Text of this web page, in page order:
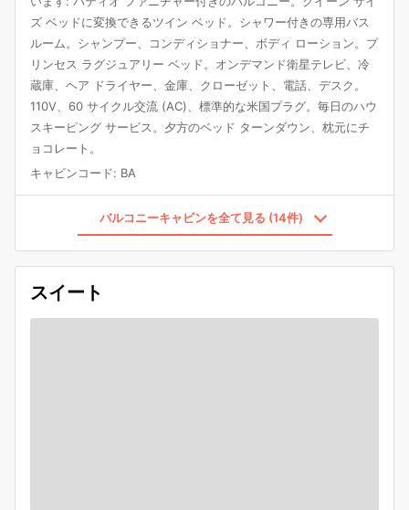
ズ ベッドに変換できるツイン ベッド。シャワー付きの専用バス
ルーム。シャンプー、コンディショナー、ボディ ローション。プ
リンセス ラグジュアリー ベッド。オンデマンド衛星テレビ、冷
蔵庫、ヘア ドライヤー、金庫、クローゼット、電話、デスク。
110V、60 サイクル交流 (AC)、標準的な米国プラグ。毎日のハウ
スキーピング サービス。夕方のベッド ターンダウン、枕元にチ
ョコレート。
キャビンコード: BA
バルコニーキャビンを全て見る (14件)
スイート